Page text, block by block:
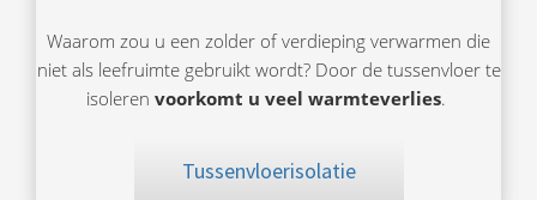
Waarom zou u een zolder of verdieping verwarmen die
niet als leefruimte gebruikt wordt? Door de tussenvloer te
isoleren voorkomt u veel warmteverlies.
Tussenvloerisolatie